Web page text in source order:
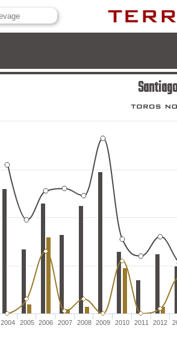
2004 2005 2006 2007 2008 2009 2010 2011 2012